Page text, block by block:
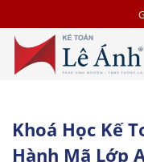
Khoá Học Kế
Hành Mã Lớp